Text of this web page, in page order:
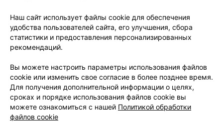
О проекте
Новости проекта
Размещение рекламы
Медицинский маркетинг
Публичный договор
Доставка
Способы оплаты
Вакансии
Партнеры
Написать руководителю 103.by
Написать в поддержку
Персональные настройки Cookie
Наш сайт использует файлы cookie для обеспечения
удобства пользователей сайта, его улучшения, сбора
статистики и предоставления персонализированных
рекомендаций.
Вы можете настроить параметры использования файлов
cookie или изменить свое согласие в более позднее время.
Для получения дополнительной информации о целях,
сроках и порядке использования файлов cookie вы
можете ознакомиться с нашей Политикой обработки
файлов cookie